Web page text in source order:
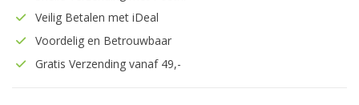
Veilig Betalen met iDeal
Voordelig en Betrouwbaar
Gratis Verzending vanaf 49,-